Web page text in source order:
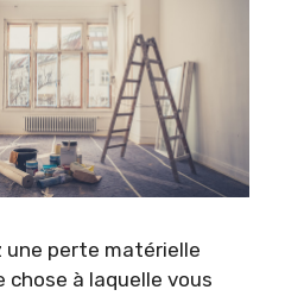
une perte matérielle
à laquelle vous